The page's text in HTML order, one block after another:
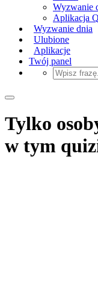
Wyzwanie
Aplikacja
Wyzwanie dnia
Ulubione
Aplikacje
Twój panel
Tylko
w tym